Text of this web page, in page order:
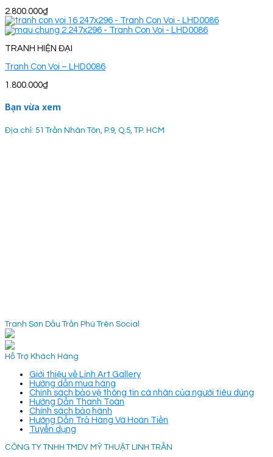
2.800.000₫
TRANH HIỆN ĐẠI
Tranh Con Voi – LHD0086
1.800.000₫
Bạn vừa xem
Địa chỉ: 51 Trần Nhân Tôn, P.9, Q.5, TP. HCM
Tranh Sơn Dầu Trần Phú Trên Social
Hỗ Trợ Khách Hàng
Giới thiệu về Linh Art Gallery
Hướng dẫn mua hàng
Chính sách bảo vệ thông tin cá nhân của người tiêu dùng
Hướng Dẫn Thanh Toán
Chính sách bảo hành
Hướng Dẫn Trả Hàng Và Hoàn Tiền
Tuyển dụng
CÔNG TY TNHH TMDV MỸ THUẬT LINH TRẦN